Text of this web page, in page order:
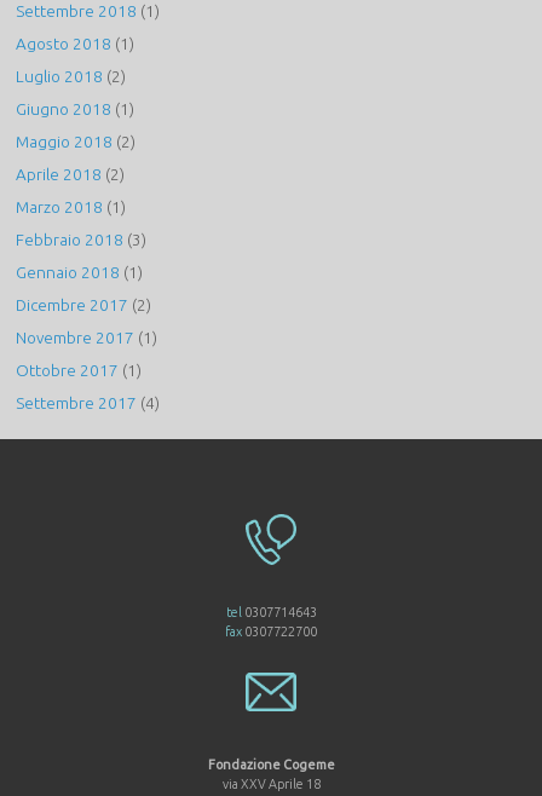
Settembre 2018 (1)
Agosto 2018 (1)
Luglio 2018 (2)
Giugno 2018 (1)
Maggio 2018 (2)
Aprile 2018 (2)
Marzo 2018 (1)
Febbraio 2018 (3)
Gennaio 2018 (1)
Dicembre 2017 (2)
Novembre 2017 (1)
Ottobre 2017 (1)
Settembre 2017 (4)
tel 0307714643
fax 0307722700
Fondazione Cogeme
via XXV Aprile 18